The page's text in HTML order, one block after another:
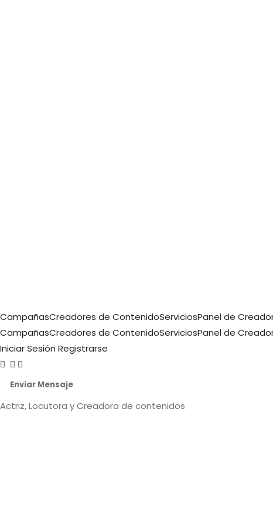
CampañasCreadores de ContenidoServiciosPanel de
CampañasCreadores de ContenidoServiciosPanel de
Iniciar Sesión Registrarse
Enviar Mensaje
Actriz, Locutora y Creadora de contenidos